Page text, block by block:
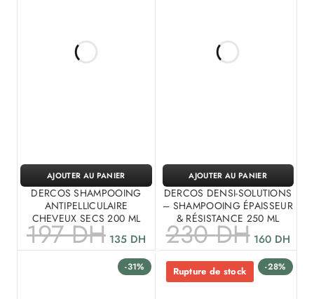
DERCOS SHAMPOOING
ANTIPELLICULAIRE
CHEVEUX SECS 200 ML
197DH 135 DH
AJOUTER AU PANIER
DERCOS DENSI-SOLUTIONS
– SHAMPOOING ÉPAISSEUR
& RÉSISTANCE 250 ML
230DH 160 DH
AJOUTER AU PANIER
-31% -28%
Rupture de stock